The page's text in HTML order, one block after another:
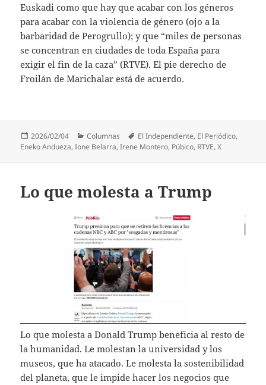
Euskadi como que hay que acabar con los géneros
para acabar con la violencia de género (ojo a la
barbaridad de Perogrullo); y que “miles de personas
se concentran en ciudades de toda España para
exigir el fin de la caza” (RTVE). El pie derecho de
Froilán de Marichalar está de acuerdo.
Publicado
el
2026/02/04 Categorías
Columnas Etiquetas
El Independiente, El Periódico,
Eneko Andueza,Ione Belarra,Irene Montero, Púbico, RTVE,X
Lo que molesta a Trump
Lo que molesta a Donald Trump beneficia al resto de
la humanidad. Le molestan la universidad y los
museos, que ha atacado. Le molesta la sostenibilidad
del planeta, que le impide hacer los negocios que